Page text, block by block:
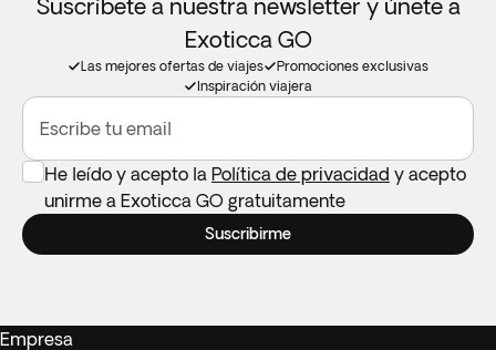
Suscríbete a nuestra newsletter y únete a
Exoticca GO
Las mejores ofertas de viajes
Promociones exclusivas
Inspiración viajera
Escribe tu email
He leído y acepto la Política de privacidad y acepto
unirme a Exoticca GO gratuitamente
Suscribirme
Empresa